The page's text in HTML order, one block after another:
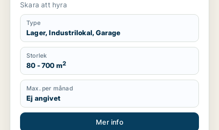
Skara att hyra
Type
Lager, Industrilokal, Garage
Storlek
80 - 700 m2
Max. per månad
Ej angivet
Mer info